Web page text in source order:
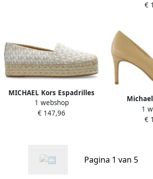
€
MICHAEL Kors Espadrilles
met logoprint model 'LYNN'
1 webshop
€ 147,96
1
€
Pagina 1 van 5